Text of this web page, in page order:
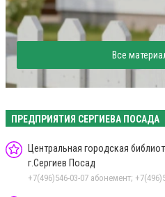
Все
ПРЕДПРИЯТИЯ СЕРГИЕВА ПОСАДА
Центральная городская
г.Сергиев Посад
+7(496)546-03-07 абонемент;